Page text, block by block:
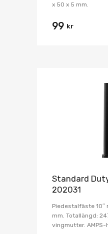
x 50 x 5 mm.
99 kr
Standard
202031
Piedestalfäste
mm. Totallängd:
vingmutter. AMPS-